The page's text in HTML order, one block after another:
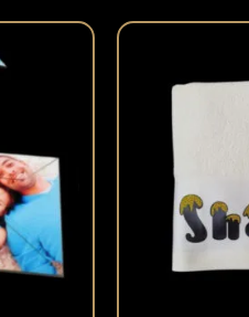
מספר
סוגים.
ניתן
לבחור
את